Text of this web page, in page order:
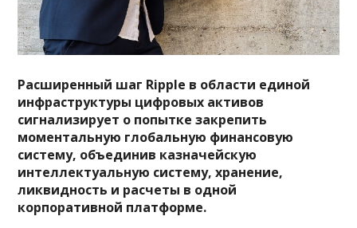
Расширенный шаг Ripple в области единой
инфраструктуры цифровых активов
сигнализирует о попытке закрепить
моментальную глобальную финансовую
систему, объединив казначейскую
интеллектуальную систему, хранение,
ликвидность и расчеты в одной
корпоративной платформе.